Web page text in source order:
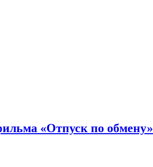
«Отпуск по обмену»